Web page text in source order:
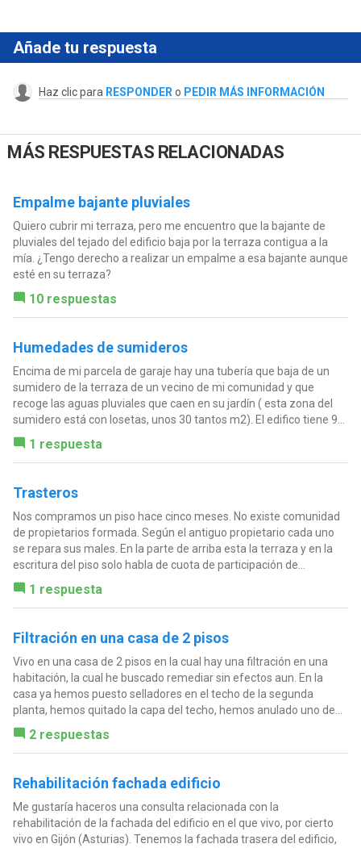
Añade tu respuesta
Haz clic para RESPONDER o PEDIR MÁS INFORMACIÓN
MÁS RESPUESTAS RELACIONADAS
Empalme bajante pluviales
Quiero cubrir mi terraza, pero me encuentro que la bajante de
pluviales del tejado del edificio baja por la terraza contigua a la
mía. ¿Tengo derecho a realizar un empalme a esa bajante aunque
esté en su terraza?
10 respuestas
Humedades de sumideros
Encima de mi parcela de garaje hay una tubería que baja de un
sumidero de la terraza de un vecino de mi comunidad y que
recoge las aguas pluviales que caen en su jardín ( esta zona del
sumidero está con losetas, unos 30 tantos m2). El edifico tiene 9...
1 respuesta
Trasteros
Nos compramos un piso hace cinco meses. No existe comunidad
de propietarios formada. Según el antiguo propietario cada uno
se repara sus males. En la parte de arriba esta la terraza y en la
escritura del piso solo habla de cuota de participación de...
1 respuesta
Filtración en una casa de 2 pisos
Vivo en una casa de 2 pisos en la cual hay una filtración en una
habitación, la cual he buscado remediar sin efectos aun. En la
casa ya hemos puesto selladores en el techo de la segunda
planta, hemos quitado la capa del techo, hemos anulado uno de...
2 respuestas
Rehabilitación fachada edificio
Me gustaría haceros una consulta relacionada con la
rehabilitación de la fachada del edificio en el que vivo, por cierto
vivo en Gijón (Asturias). Tenemos la fachada trasera del edificio,